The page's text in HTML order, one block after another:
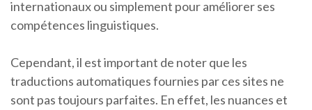
internationaux ou simplement pour améliorer ses
compétences linguistiques.
Cependant, il est important de noter que les
traductions automatiques fournies par ces sites ne
sont pas toujours parfaites. En effet, les nuances et